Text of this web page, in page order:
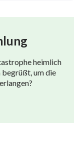
hauptsächlich
und die
zu glauben,
Gottes Werk ist
heimlich
begrüßt, um die